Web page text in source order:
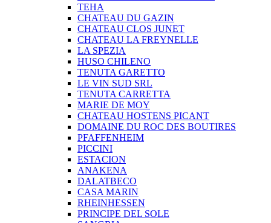
TEHA
CHATEAU DU GAZIN
CHATEAU CLOS JUNET
CHATEAU LA FREYNELLE
LA SPEZIA
HUSO CHILENO
TENUTA GARETTO
LE VIN SUD SRL
TENUTA CARRETTA
MARIE DE MOY
CHATEAU HOSTENS PICANT
DOMAINE DU ROC DES BOUTIRES
PFAFFENHEIM
PICCINI
ESTACION
ANAKENA
DALATBECO
CASA MARIN
RHEINHESSEN
PRINCIPE DEL SOLE